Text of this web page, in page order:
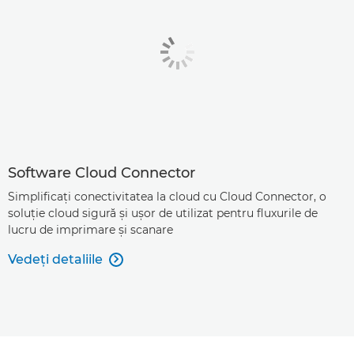
Software Cloud Connector
Simplificaţi conectivitatea la cloud cu Cloud Connector, o
soluţie cloud sigură şi uşor de utilizat pentru fluxurile de
lucru de imprimare şi scanare
Vedeţi detaliile 